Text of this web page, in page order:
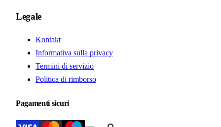
Legale
Kontakt
Informativa sulla privacy
Termini di servizio
Politica di rimborso
Pagamenti sicuri